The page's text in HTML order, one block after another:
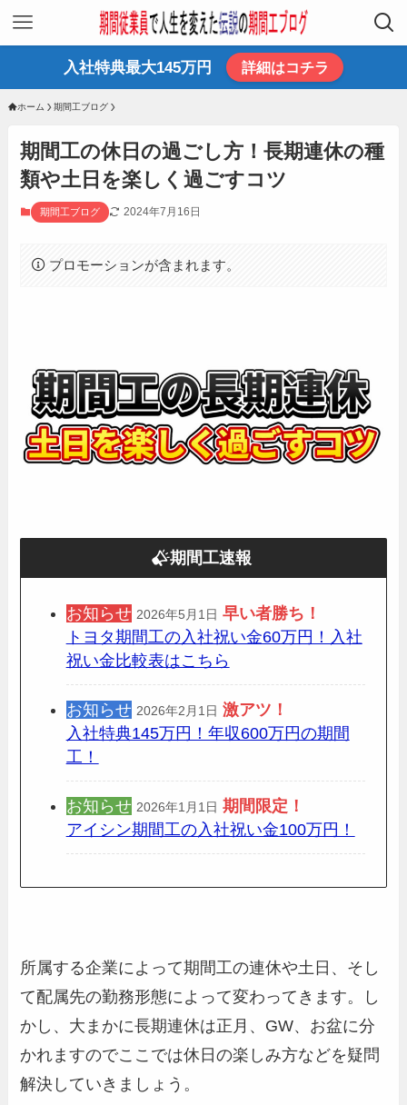
入社特典最大145万円 詳細はコチラ
ホーム 期間工ブログ
期間工の休日の過ごし方！長期連休の種
類や土日を楽しく過ごすコツ
期間工ブログ 2024年7月16日
プロモーションが含まれます。
期間工速報
お知らせ 2026年5月1日 早い者勝ち！
トヨタ期間工の入社祝い金60万円！入社
祝い金比較表はこちら
お知らせ 2026年2月1日 激アツ！
入社特典145万円！年収600万円の期間
工！
お知らせ 2026年1月1日 期間限定 ！
アイシン期間工の入社祝い金100万円！
所属する企業によって期間工の連休や土日、そし
て配属先の勤務形態によって変わってきます。し
かし、大まかに長期連休は正月、GW、お盆に分
かれますのでここでは休日の楽しみ方などを疑問
解決していきましょう。